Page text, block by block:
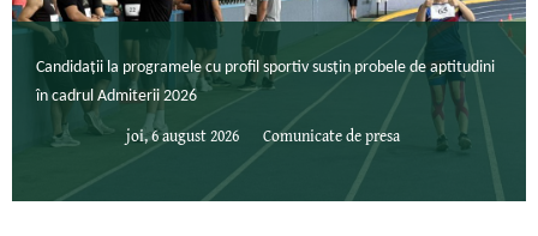
Candidații la programele cu profil sportiv susțin probele de aptitudini
în cadrul Admiterii 2026
joi, 6 august 2026 Comunicate de presa